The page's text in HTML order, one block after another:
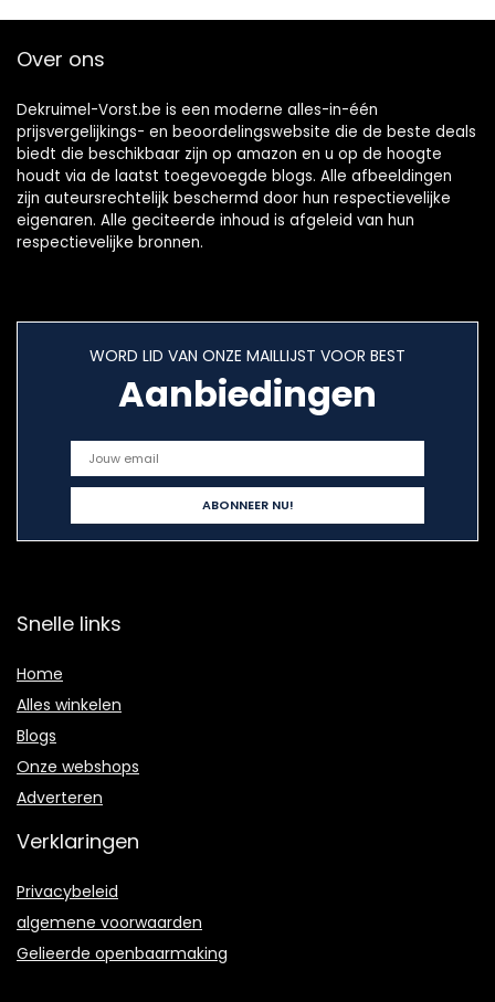
Glanzend zwart
Over ons
Dekruimel-Vorst.be is een moderne alles-in-één
prijsvergelijkings- en beoordelingswebsite die de beste deals
biedt die beschikbaar zijn op amazon en u op de hoogte
houdt via de laatst toegevoegde blogs. Alle afbeeldingen
zijn auteursrechtelijk beschermd door hun respectievelijke
eigenaren. Alle geciteerde inhoud is afgeleid van hun
respectievelijke bronnen.
WORD LID VAN ONZE MAILLIJST VOOR BEST
Aanbiedingen
Snelle links
Home
Alles winkelen
Blogs
Onze webshops
Adverteren
Verklaringen
Privacybeleid
algemene voorwaarden
Gelieerde openbaarmaking